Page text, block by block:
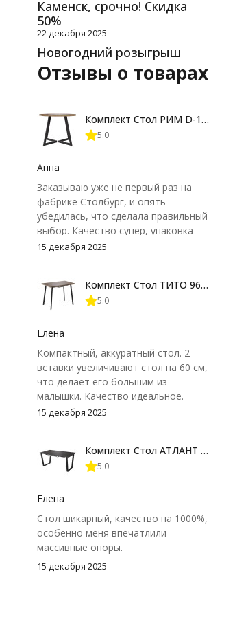
Каменск, срочно! Скидка
50%
22 декабря 2025
Новогодний розыгрыш
Отзывы о товарах
Комплект Стол РИМ D-1050(+450) EGGER ОПОРА РИМ Черный Матовый м
5.0
Анна
Заказываю уже не первый раз на
фабрике Столбург, и опять
убедилась, что сделала правильный
выбор. Качество супер, упаковка
идеальна, привезли все вовремя,
довольна покупкой, ОГРОМНОЕ
СПАСИБО!!!!
15 декабря 2025
Комплект Стол ТИТО 960(+300+300)*600 Комплект ножек ТИТО металл Черный матовый м
5.0
Елена
Компактный, аккуратный стол. 2
вставки увеличивают стол на 60 см,
что делает его большим из
малышки. Качество идеальное.
Упаковка шикарная.
15 декабря 2025
Комплект Стол АТЛАНТ 09 EGGER 1620(+600)*950 ОПОРА (А7,8,9,10) Черный Матовый м
5.0
Елена
Стол шикарный, качество на 1000%,
особенно меня впечатлили
массивные опоры.
15 декабря 2025